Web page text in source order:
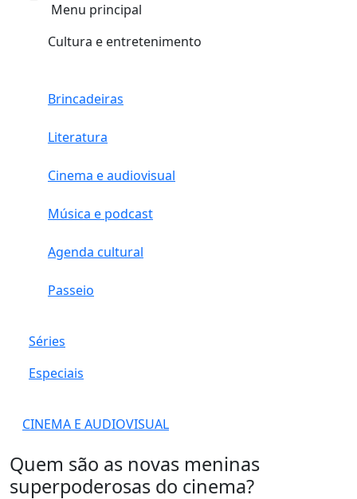
Menu principal
Cultura e entretenimento
Brincadeiras
Literatura
Cinema e audiovisual
Música e podcast
Agenda cultural
Passeio
Séries
Especiais
CINEMA E AUDIOVISUAL
Quem são as novas meninas
superpoderosas do cinema?